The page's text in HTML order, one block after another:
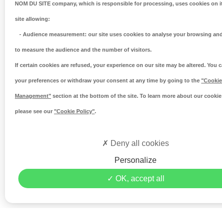
NOM DU SITE company, which is responsible for processing, uses cookies on
site allowing:
- Audience measurement: our site uses cookies to analyse your browsing
to measure the audience and the number of visitors.
If certain cookies are refused, your experience on our site may be altered. You
your preferences or withdraw your consent at any time by going to the "Cookie
Management" section at the bottom of the site. To learn more about our
please see our "Cookie Policy".
OK, accept all
Personalize
Deny all cookies